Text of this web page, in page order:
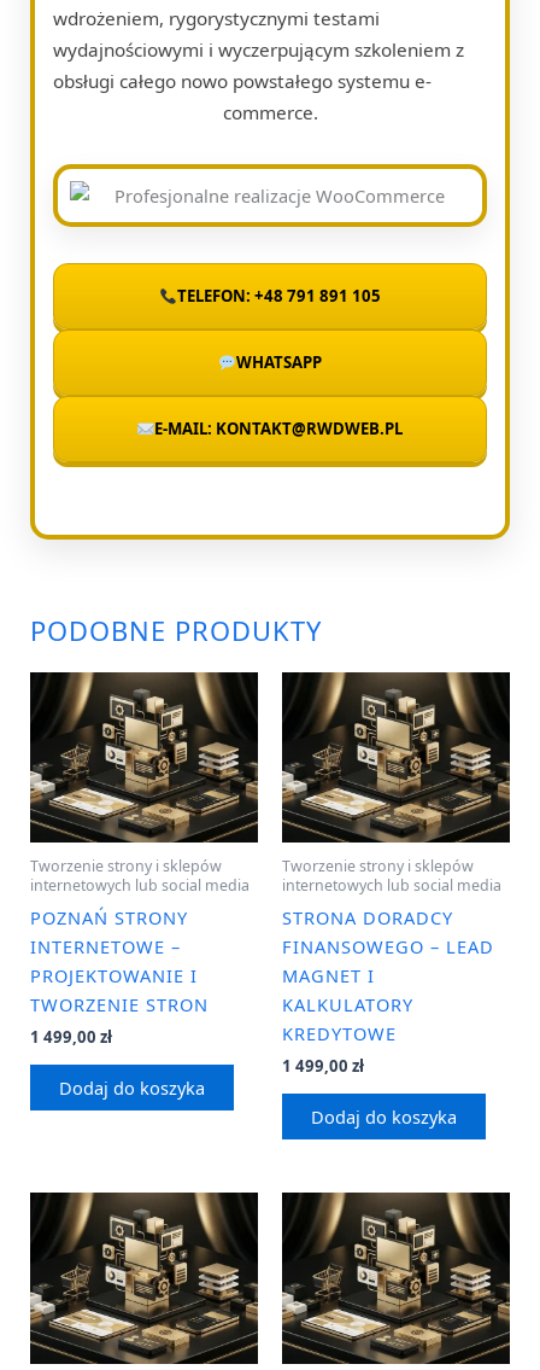
wdrożeniem, rygorystycznymi testami
wydajnościowymi i wyczerpującym szkoleniem z
obsługi całego nowo powstałego systemu e-
commerce.
TELEFON: +48 791 891 105
WHATSAPP
E-MAIL: KONTAKT@RWDWEB.PL
PODOBNE PRODUKTY
Tworzenie strony i sklepów
internetowych lub social media
POZNAŃ STRONY
INTERNETOWE –
PROJEKTOWANIE I
TWORZENIE STRON
1 499,00 zł
Dodaj do koszyka
Tworzenie strony i sklepów
internetowych lub social media
STRONA DORADCY
FINANSOWEGO – LEAD
MAGNET I
KALKULATORY
KREDYTOWE
1 499,00 zł
Dodaj do koszyka